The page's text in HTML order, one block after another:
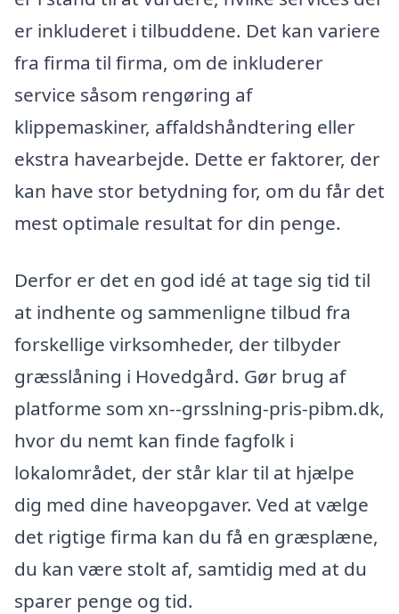
er inkluderet i tilbuddene. Det kan variere
fra firma til firma, om de inkluderer
service såsom rengøring af
klippemaskiner, affaldshåndtering eller
ekstra havearbejde. Dette er faktorer, der
kan have stor betydning for, om du får det
mest optimale resultat for din penge.
Derfor er det en god idé at tage sig tid til
at indhente og sammenligne tilbud fra
forskellige virksomheder, der tilbyder
græsslåning i Hovedgård. Gør brug af
platforme som xn--grsslning-pris-pibm.dk,
hvor du nemt kan finde fagfolk i
lokalområdet, der står klar til at hjælpe
dig med dine haveopgaver. Ved at vælge
det rigtige firma kan du få en græsplæne,
du kan være stolt af, samtidig med at du
sparer penge og tid.